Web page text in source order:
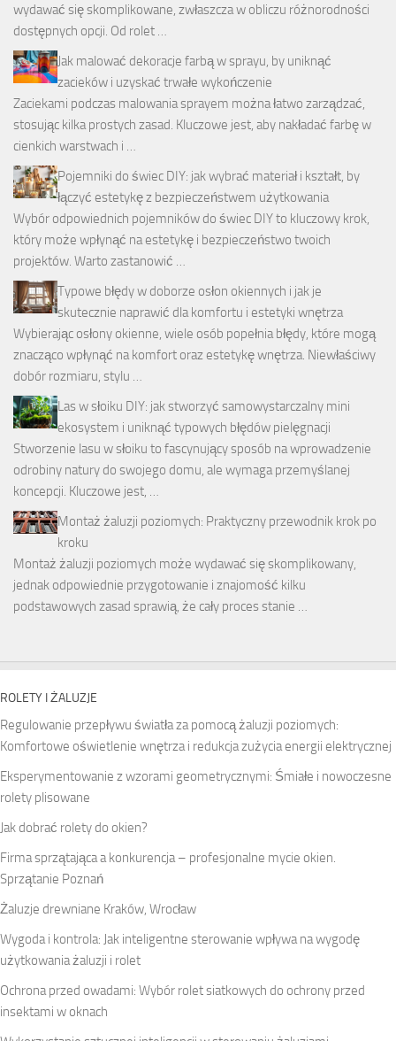
wydawać się skomplikowane, zwłaszcza w obliczu różnorodności
dostępnych opcji. Od rolet …
Jak malować dekoracje farbą w sprayu, by uniknąć
zacieków i uzyskać trwałe wykończenie
Zaciekami podczas malowania sprayem można łatwo zarządzać,
stosując kilka prostych zasad. Kluczowe jest, aby nakładać farbę w
cienkich warstwach i …
Pojemniki do świec DIY: jak wybrać materiał i kształt, by
łączyć estetykę z bezpieczeństwem użytkowania
Wybór odpowiednich pojemników do świec DIY to kluczowy krok,
który może wpłynąć na estetykę i bezpieczeństwo twoich
projektów. Warto zastanowić …
Typowe błędy w doborze osłon okiennych i jak je
skutecznie naprawić dla komfortu i estetyki wnętrza
Wybierając osłony okienne, wiele osób popełnia błędy, które mogą
znacząco wpłynąć na komfort oraz estetykę wnętrza. Niewłaściwy
dobór rozmiaru, stylu …
Las w słoiku DIY: jak stworzyć samowystarczalny mini
ekosystem i uniknąć typowych błędów pielęgnacji
Stworzenie lasu w słoiku to fascynujący sposób na wprowadzenie
odrobiny natury do swojego domu, ale wymaga przemyślanej
koncepcji. Kluczowe jest, …
Montaż żaluzji poziomych: Praktyczny przewodnik krok po
kroku
Montaż żaluzji poziomych może wydawać się skomplikowany,
jednak odpowiednie przygotowanie i znajomość kilku
podstawowych zasad sprawią, że cały proces stanie …
ROLETY I ŻALUZJE
Regulowanie przepływu światła za pomocą żaluzji poziomych:
Komfortowe oświetlenie wnętrza i redukcja zużycia energii elektrycznej
Eksperymentowanie z wzorami geometrycznymi: Śmiałe i nowoczesne
rolety plisowane
Jak dobrać rolety do okien?
Firma sprzątająca a konkurencja – profesjonalne mycie okien.
Sprzątanie Poznań
Żaluzje drewniane Kraków, Wrocław
Wygoda i kontrola: Jak inteligentne sterowanie wpływa na wygodę
użytkowania żaluzji i rolet
Ochrona przed owadami: Wybór rolet siatkowych do ochrony przed
insektami w oknach